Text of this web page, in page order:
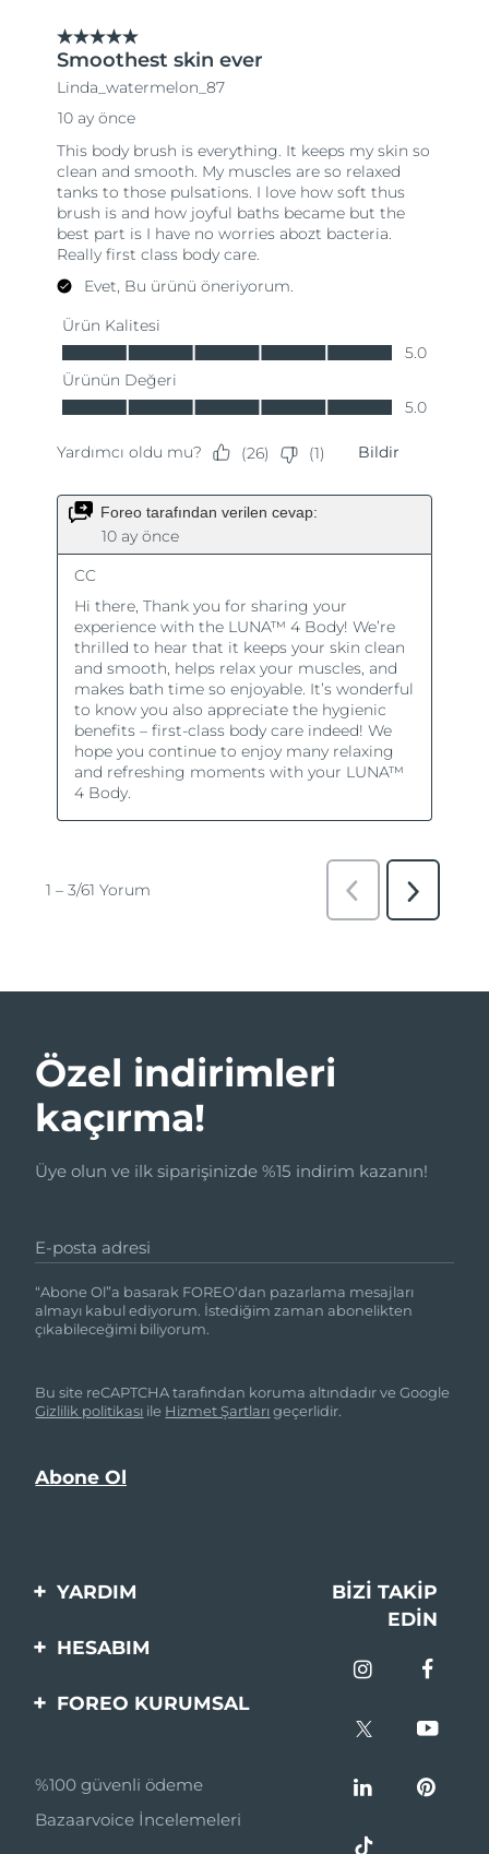
Özel indirimleri
kaçırma!
Üye olun ve ilk siparişinizde %15 indirim kazanın!
E-posta adresi
“Abone Ol”a basarak FOREO'dan pazarlama mesajları
almayı kabul ediyorum. İstediğim zaman abonelikten
çıkabileceğimi biliyorum.
Bu site reCAPTCHA tarafından koruma altındadır ve Google
Gizlilik politikası ile Hizmet Şartlarıgeçerlidir.
YARDIM
Bi̇zi̇mle İleti̇şi̇me Geçi̇n
BIZI TAKIP
EDIN
HESABIM
Ürün Kaydı
FOREO KURUMSAL
Ortaklik Programi
Ortaklık haberleri
%100 güvenli ödeme
Bazaarvoice İncelemeleri